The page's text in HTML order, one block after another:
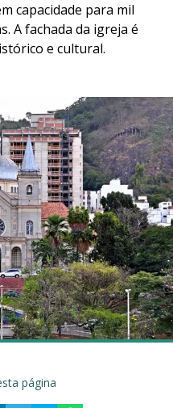
capacidade para mil
A fachada da igreja é
e cultural.
página